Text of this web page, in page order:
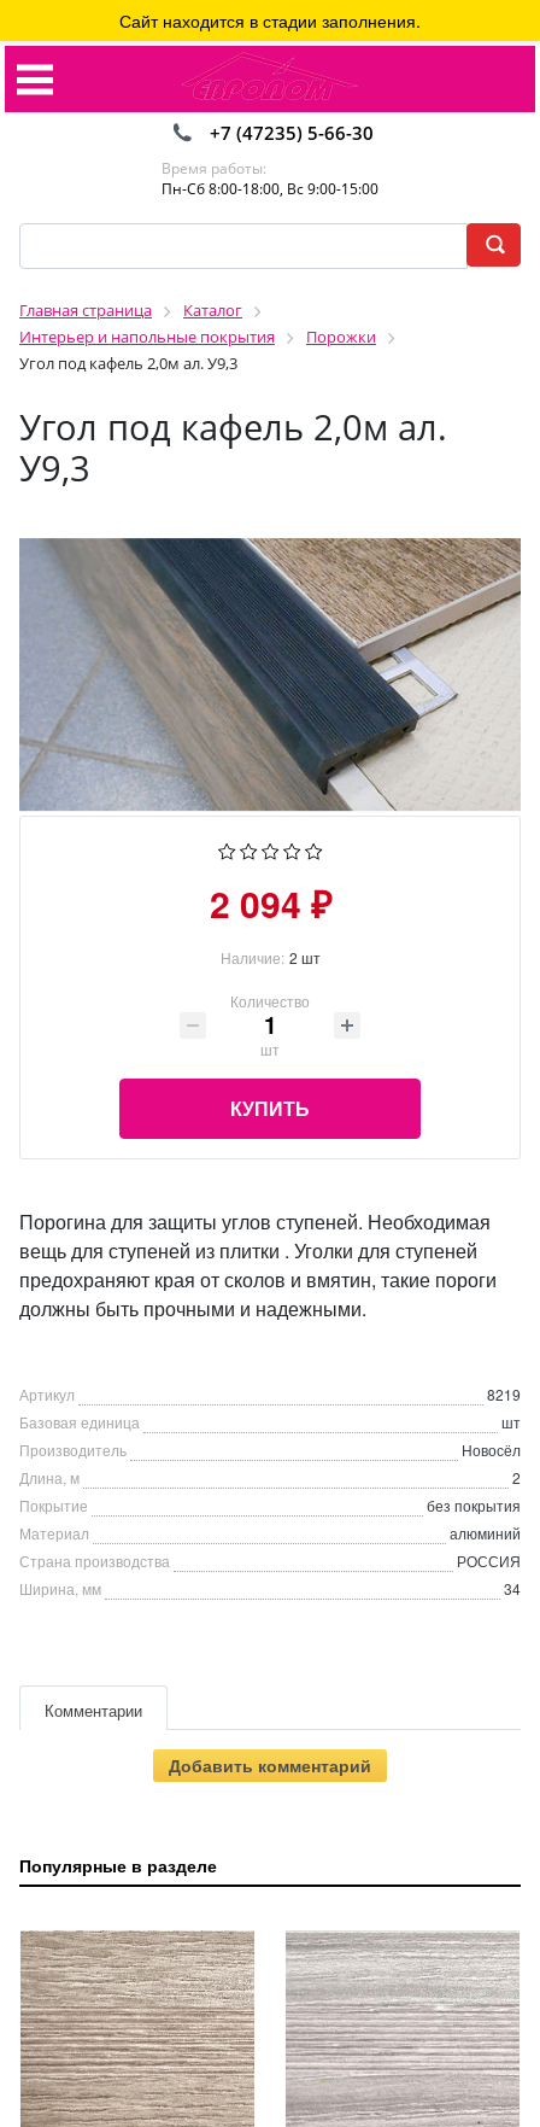
+7 (47235) 5-66-30
Время работы:
Пн-Сб 8:00-18:00, Вс 9:00-15:00
Главная страница
Каталог
Интерьер и напольные покрытия
Порожки
Угол под кафель 2,0м ал. У9,3
Угол под кафель 2,0м ал.
У9,3
Сайт находится в стадии заполнения.
2 094 ₽
Наличие: 2 шт
Количество
шт
КУПИТЬ
Порогина для защиты углов ступеней. Необходимая
вещь для ступеней из плитки . Уголки для ступеней
предохраняют края от сколов и вмятин, такие пороги
должны быть прочными и надежными.
Артикул
8219
Базовая единица
шт
Производитель
Новосёл
Длина, м
2
Покрытие
без покрытия
Материал
алюминий
Страна производства
РОССИЯ
Ширина, мм
34
Комментарии
Добавить комментарий
Популярные в разделе